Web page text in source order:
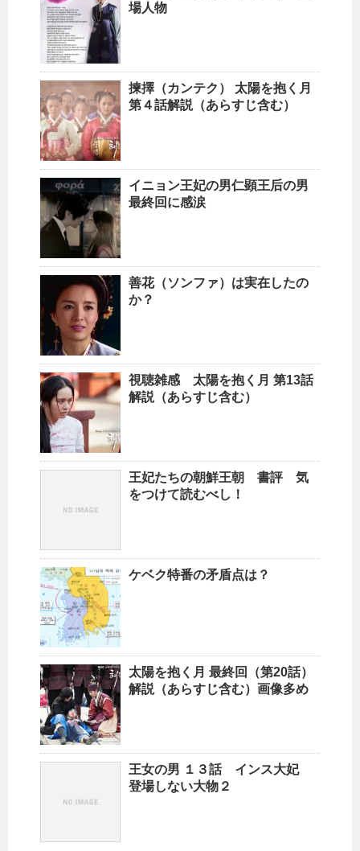
場人物
揀擇（カンテク） 太陽を抱く月
第４話解説（あらすじ含む）
イニョン王妃の男仁顕王后の男
最終回に感涙
善花（ソンファ）は実在したの
か？
視聴雑感 太陽を抱く月 第13話
解説（あらすじ含む）
王妃たちの朝鮮王朝 書評 気
をつけて読むべし！
ケベク特番の矛盾点は？
太陽を抱く月 最終回（第20話）
解説（あらすじ含む）画像多め
王女の男 １３話 インス大妃
登場しない大物２